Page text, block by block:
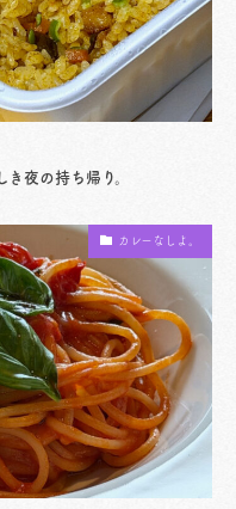
夜の持ち帰り。
カレーなしよ。